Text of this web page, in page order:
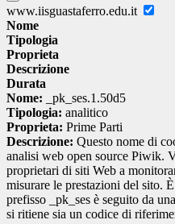
www.iisguastaferro.edu.it
Nome
Tipologia
Proprieta
Descrizione
Durata
Nome: _pk_ses.1.50d5
Tipologia: analitico
Proprieta: Prime Parti
Descrizione: Questo nome di
analisi web open source Piwik.
proprietari di siti Web a
misurare le prestazioni del sito.
prefisso _pk_ses è seguito da
si ritiene sia un codice di